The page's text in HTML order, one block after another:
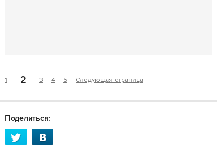
1 2 3 4 5 Следующая страница
Поделиться: